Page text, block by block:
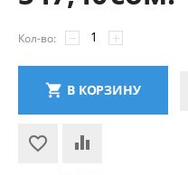
Кол-во: +
−
В КОРЗИНУ